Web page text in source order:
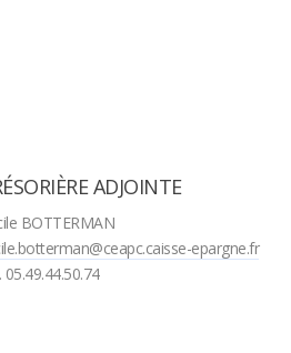
ADJOINTE
BOTTERMAN
epargne.fr
05.49.44.50.74